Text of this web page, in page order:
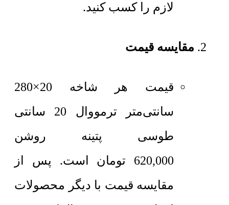
لازم را کسب کنید.
مقایسه قیمت
قیمت هر شاخه 20×280
سانتی‌متر
ترمووال 20 سانتی
طوسی پتینه روشن
620,000
تومان است. پس از
مقایسه قیمت با دیگر محصولات